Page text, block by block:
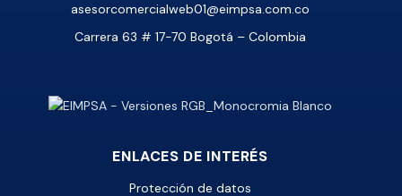
asesorcomercialweb01@eimpsa.com.co
Carrera 63 # 17-70 Bogotá – Colombia
ENLACES DE INTERÉS
Protección de datos